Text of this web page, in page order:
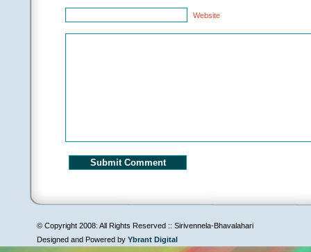
Website
© Copyright 2008: All Rights Reserved :: Sirivennela-Bhavalahari
Designed and Powered by Ybrant Digital